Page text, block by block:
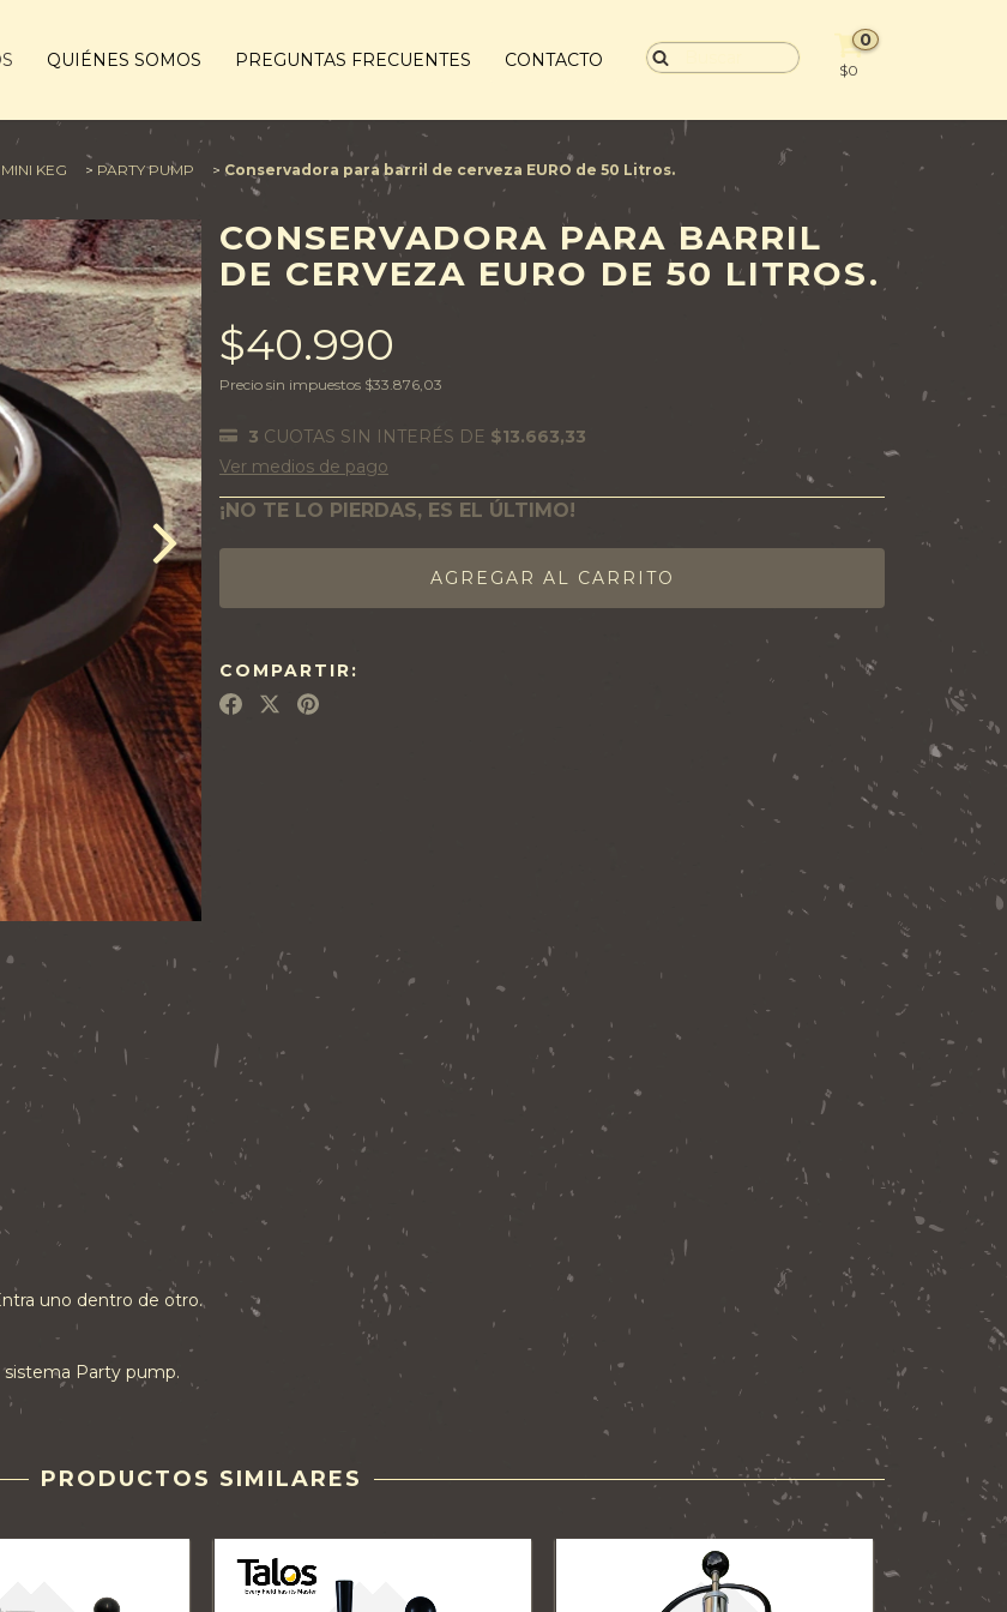
QUIÉNES SOMOS PREGUNTAS FRECUENTES CONTACTO
0
$0
KEG > PARTY PUMP > Conservadora para barril de cerveza EURO de 50 Litros.
CONSERVADORA PARA BARRIL
DE CERVEZA EURO DE 50 LITROS.
$40.990
Precio sin impuestos $33.876,03
3 CUOTAS SIN INTERÉS DE $13.663,33
Ver medios de pago
¡NO TE LO PIERDAS, ES EL ÚLTIMO!
COMPARTIR:
uno dentro de otro.
sistema Party pump.
PRODUCTOS SIMILARES